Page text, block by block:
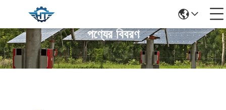
পণ্যের বিবরণ